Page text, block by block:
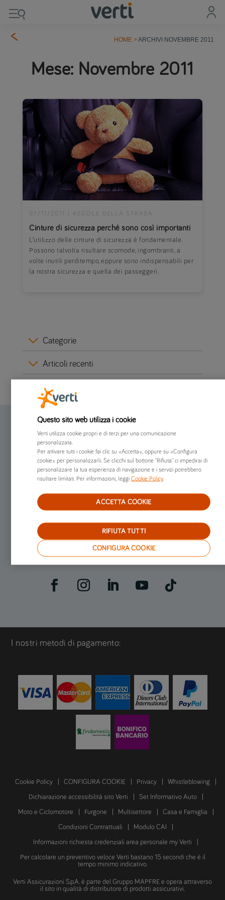
HOME>ARCHIVI NOVEMBRE 2011
Mese: Novembre 2011
Cinture di sicurezza perché sono così importanti
07/11/2011 REGOLE DELLA STRADA
L’utilizzo delle cinture di sicurezza è fondamentale.
Possono talvolta risultare scomode, ingombranti, a
volte inutili perditempo, eppure sono indispensabili per
la nostra sicurezza e quella dei passeggeri.
Categorie
Articoli recenti
Assicurazione online
Preventivi online
Già clienti
Altro
I nostri metodi di pagamento:
Cookie Policy CONFIGURA COOKIE Privacy Whistleblowing
Dichiarazione accessibilità sito Verti Set Informativo Auto
Moto e Ciclomotore Furgone Multisettore Casa e Famiglia
Condizioni Contrattuali Modulo CAI
Informazioni richiesta credenziali area personale my Verti
Per calcolare un preventivo veloce Verti bastano 15 secondi che è il
tempo minimo indicativo.
Verti Assicurazioni S.p.A. è parte del Gruppo MAPFRE e opera attraverso
il sito in qualità di distributore di prodotti assicurativi.
Questo sito web utilizza i cookie
Verti utilizza cookie propri e di terzi per una comunicazione
personalizzata.
Per attivare tutti i cookie fai clic su «Accetta», oppure su «Configura
cookie» per personalizzarli. Se clicchi sul bottone "Rifiuta" ci impedirai di
personalizzare la tua esperienza di navigazione e i servizi potrebbero
risultare limitati. Per informazioni, leggi Cookie Policy.
CONFIGURA COOKIE
RIFIUTA TUTTI
ACCETTA COOKIE